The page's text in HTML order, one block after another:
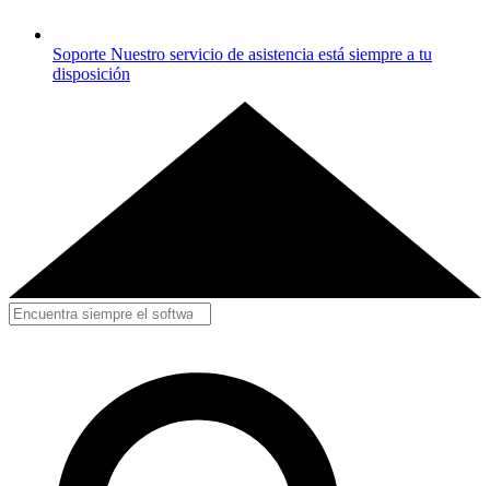
Soporte Nuestro servicio de asistencia está siempre a tu
disposición